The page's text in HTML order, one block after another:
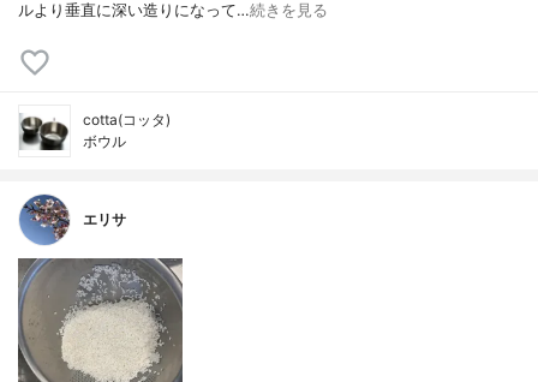
ルより垂直に深い造りになって…続きを見る
cotta(コッタ)
ボウル
エリサ